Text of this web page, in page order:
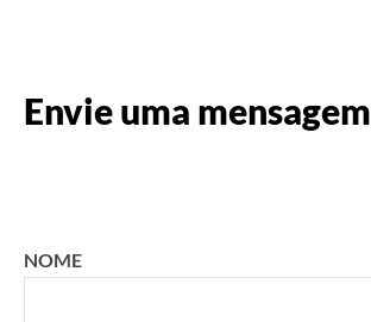
Envie uma mensagem
NOME